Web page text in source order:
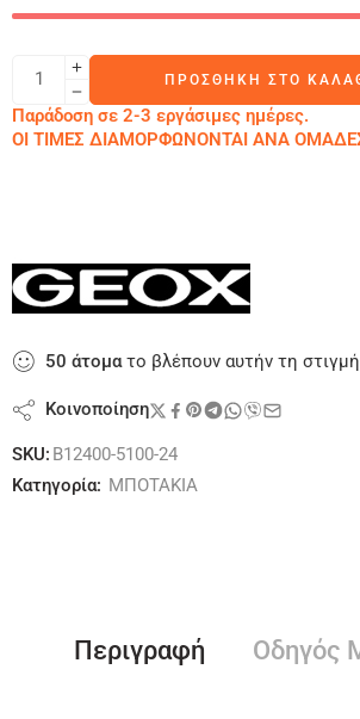
ΠΡΟΣΘΉΚΗ ΣΤΟ
Παράδοση σε 2-3 εργάσιμες ημέρες.
ΟΙ ΤΙΜΕΣ ΔΙΑΜΟΡΦΩΝΟΝΤΑΙ ΑΝΑ
50 άτοματο βλέπουν αυτήν τη στιγμή
Κοινοποίηση
SKU: B12400-5100-24
Κατηγορία: ΜΠΟΤΑΚΙΑ
Περιγραφή Οδηγός